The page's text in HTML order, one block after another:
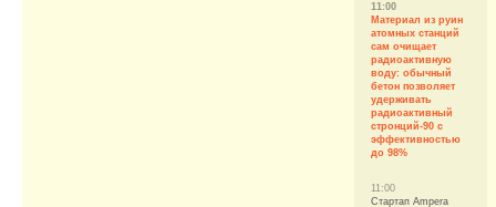
11:00
Материал из руин
атомных станций
сам очищает
радиоактивную
воду: обычный
бетон позволяет
удерживать
радиоактивный
стронций-90 с
эффективностью
до 98%
11:00
Стартап Ampera